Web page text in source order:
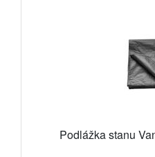
Podlážka stanu